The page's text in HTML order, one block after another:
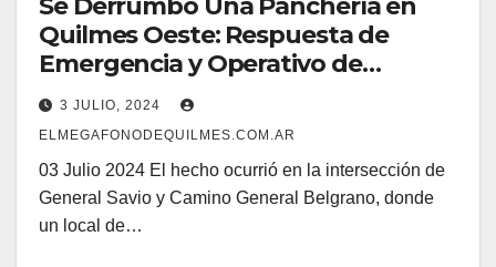
Se Derrumbó Una Panchería en
Quilmes Oeste: Respuesta de
Emergencia y Operativo de
Rescate en Marcha
3 JULIO, 2024
ELMEGAFONODEQUILMES.COM.AR
03 Julio 2024 El hecho ocurrió en la intersección de
General Savio y Camino General Belgrano, donde
un local de…